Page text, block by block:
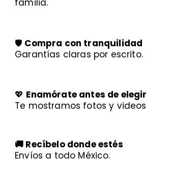
familia.
🛡️ Compra con tranquilidad
Garantías claras por escrito.
💖 Enamórate antes de elegir
Te mostramos fotos y videos
🚚 Recíbelo donde estés
Envíos a todo México.